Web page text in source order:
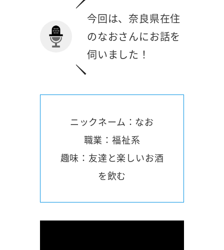
今回は、奈良県在住
のなおさんにお話を
伺いました！
ニックネーム：なお
職業：福祉系
趣味：友達と楽しいお酒
を飲む